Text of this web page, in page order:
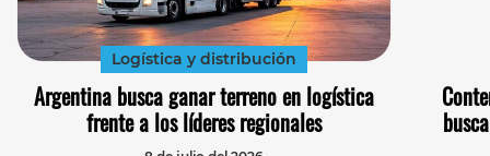
Logística y distribución
Argentina busca ganar terreno en logística
frente a los líderes regionales